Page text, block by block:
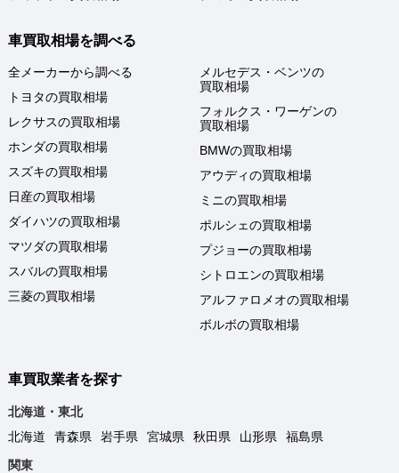
車買取相場を調べる
全メーカーから調べる
トヨタの買取相場
レクサスの買取相場
ホンダの買取相場
スズキの買取相場
日産の買取相場
ダイハツの買取相場
マツダの買取相場
スバルの買取相場
三菱の買取相場
メルセデス・ベンツの
買取相場
フォルクス・ワーゲンの
買取相場
BMWの買取相場
アウディの買取相場
ミニの買取相場
ポルシェの買取相場
プジョーの買取相場
シトロエンの買取相場
アルファロメオの買取相場
ボルボの買取相場
車買取業者を探す
北海道・東北
北海道
青森県 岩手県 宮城県 秋田県 山形県
福島県
関東